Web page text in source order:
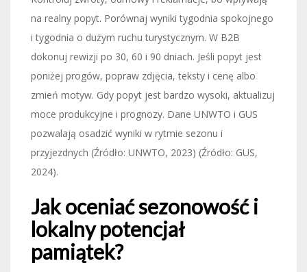
na realny popyt. Porównaj wyniki tygodnia spokojnego
i tygodnia o dużym ruchu turystycznym. W B2B
dokonuj rewizji po 30, 60 i 90 dniach. Jeśli popyt jest
poniżej progów, popraw zdjęcia, teksty i cenę albo
zmień motyw. Gdy popyt jest bardzo wysoki, aktualizuj
moce produkcyjne i prognozy. Dane UNWTO i GUS
pozwalają osadzić wyniki w rytmie sezonu i
przyjezdnych (Źródło: UNWTO, 2023) (Źródło: GUS,
2024).
Jak oceniać sezonowość i
lokalny potencjał
pamiątek?